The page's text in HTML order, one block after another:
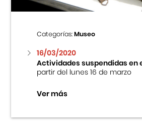
Categorías:Museo
16/03/2020
Actividades suspendidas en
partir del lunes 16 de marzo
Ver más